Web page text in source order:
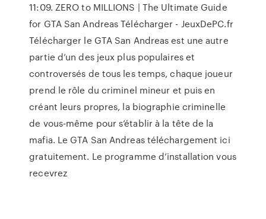
11:09. ZERO to MILLIONS | The Ultimate Guide
for GTA San Andreas Télécharger - JeuxDePC.fr
Télécharger le GTA San Andreas est une autre
partie d’un des jeux plus populaires et
controversés de tous les temps, chaque joueur
prend le rôle du criminel mineur et puis en
créant leurs propres, la biographie criminelle
de vous-même pour s’établir à la tête de la
mafia. Le GTA San Andreas téléchargement ici
gratuitement. Le programme d’installation vous
recevrez